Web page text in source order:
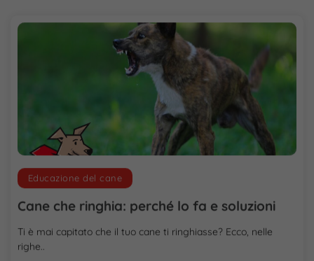
Educazione del cane
Cane che ringhia: perché lo fa e soluzioni
Ti è mai capitato che il tuo cane ti ringhiasse? Ecco, nelle
righe..